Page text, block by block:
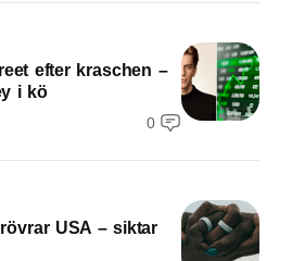
efter kraschen –
i kö
0
USA – siktar